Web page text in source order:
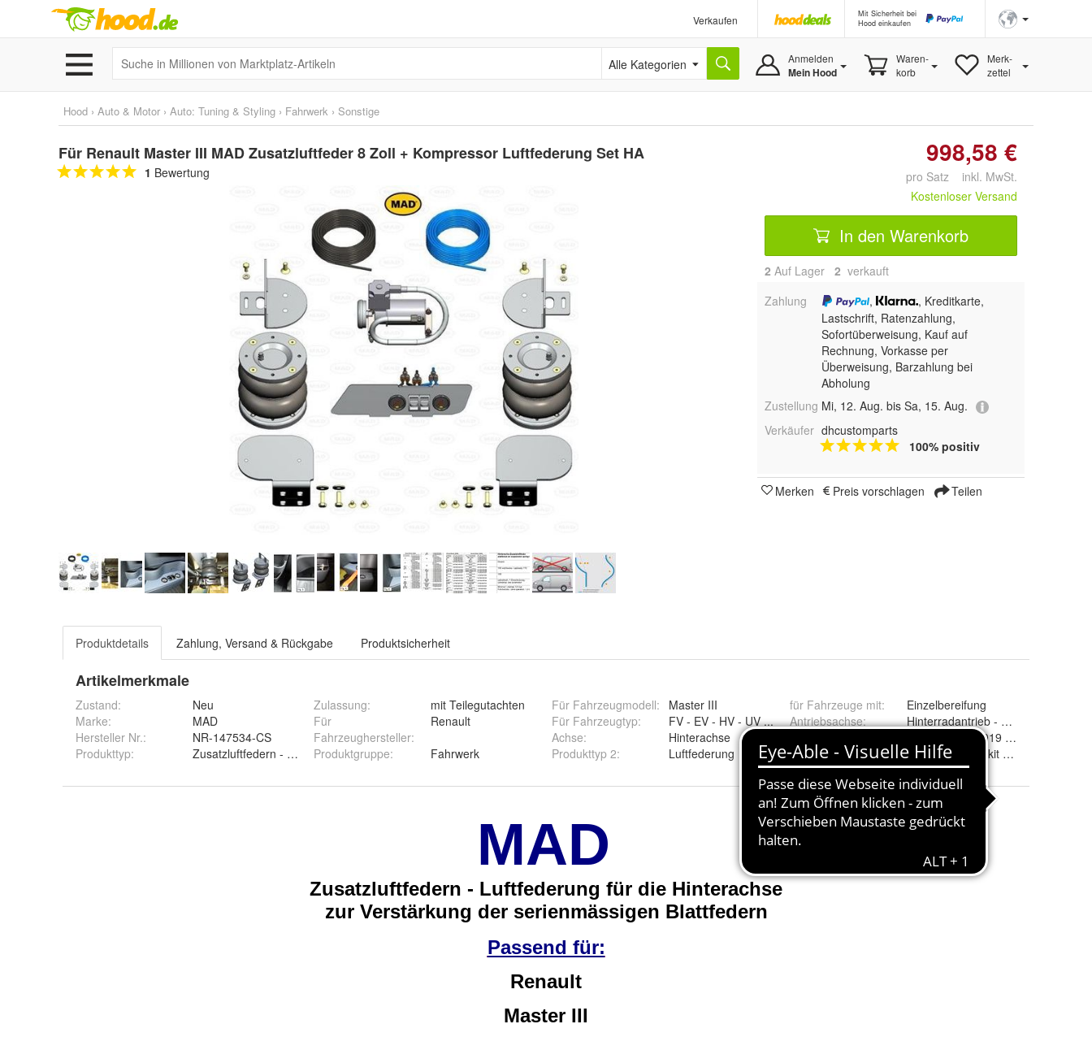
Verkaufen
Mit Sicherheit bei
Hood einkaufen
Alle Kategorien Anmelden
Mein Hood
Waren-
korb
Merk-
zettel
Hood › Auto & Motor › Auto: Tuning & Styling › Fahrwerk › Sonstige
Für Renault Master III MAD Zusatzluftfeder 8 Zoll + Kompressor Luftfederung Set HA
1 Bewertung
998,58 €
pro Satz inkl. MwSt.
Kostenloser Versand
In den Warenkorb
2 Auf Lager 2 verkauft
Zahlung
,
, Kreditkarte,
Lastschrift, Ratenzahlung,
Sofortüberweisung, Kauf auf
Rechnung, Vorkasse per
Überweisung, Barzahlung bei
Abholung
Zustellung Mi, 12. Aug. bis Sa, 15. Aug.
Verkäufer dhcustomparts
100% positiv
Merken Preis vorschlagen Teilen
Produktdetails Zahlung, Versand & Rückgabe Produktsicherheit
Artikelmerkmale
Zustand:
Neu
Marke:
MAD
Hersteller Nr.:
NR-147534-CS
Produkttyp: Zusatzluftfedern - Luftfeder
Zulassung:
mit Teilegutachten
Für
Fahrzeughersteller:
Renault
Produktgruppe: Fahrwerk
Für Fahrzeugmodell:
Master III
Für Fahrzeugtyp:
FV - EV - HV - UV ...
Achse:
Hinterachse
Produkttyp 2: Luftfederung
für Fahrzeuge mit:
Einzelbereifung
Antriebsachse:
Hinterradantrieb - Heckantrieb -
02/2010 - 05/2019 ( bis Facelift )
Variante : mit Kompressorkit Zweikreisanlage